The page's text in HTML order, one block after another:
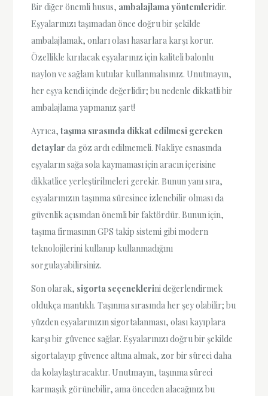
Bir diğer önemli husus, ambalajlama yöntemleridir.
Eşyalarınızı taşımadan önce doğru bir şekilde
ambalajlamak, onları olası hasarlara karşı korur.
Özellikle kırılacak eşyalarınız için kaliteli balonlu
naylon ve sağlam kutular kullanmalısınız. Unutmayın,
her eşya kendi içinde değerlidir; bu nedenle dikkatli bir
ambalajlama yapmanız şart!
Ayrıca,taşıma sırasında dikkat edilmesi gereken
detaylar da göz ardı edilmemeli. Nakliye esnasında
eşyaların sağa sola kaymaması için aracın içerisine
dikkatlice yerleştirilmeleri gerekir. Bunun yanı sıra,
eşyalarınızın taşınma süresince izlenebilir olması da
güvenlik açısından önemli bir faktördür. Bunun için,
taşıma firmasının GPS takip sistemi gibi modern
teknolojilerini kullanıp kullanmadığını
sorgulayabilirsiniz.
Son olarak, sigorta seçeneklerini değerlendirmek
oldukça mantıklı. Taşınma sırasında her şey olabilir; bu
yüzden eşyalarınızın sigortalanması, olası kayıplara
karşı bir güvence sağlar. Eşyalarınızı doğru bir şekilde
sigortalayıp güvence altına almak, zor bir süreci daha
da kolaylaştıracaktır. Unutmayın, taşınma süreci
karmaşık görünebilir, ama önceden alacağınız bu